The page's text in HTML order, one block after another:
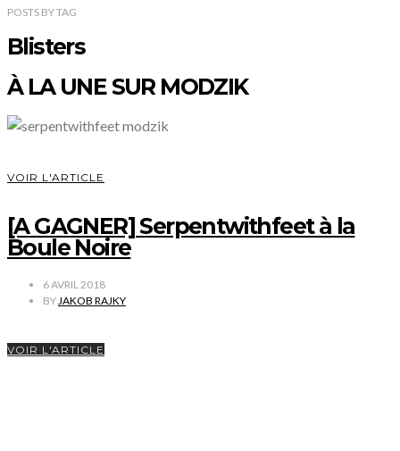
POSTS BYTAG
Blisters
À LA UNE SUR MODZIK
VOIR L'ARTICLE
[A GAGNER] Serpentwithfeet à la
Boule Noire
6 AVRIL 2018
BY JAKOB RAJKY
VOIR L'ARTICLE